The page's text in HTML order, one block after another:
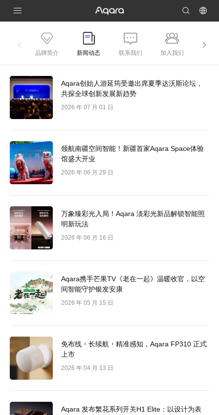
品牌简介 新闻动态 联系我们 加入我们
Aqara创始人游延筠受邀出席夏季达沃斯论坛，
共探全球创新发展新趋势
2026 年 07 月 01 日
领航南疆空间智能！新疆首家Aqara Space体验
馆盛大开业
2026 年 06 月 29 日
万象臻彩光入局！Aqara 淡彩光新品解锁智能照
明新玩法
2026 年 06 月 16 日
Aqara携手芒果TV《老在一起》温暖收官，以空
间智能守护银发安康
2026 年 05 月 15 日
免布线・长续航・精准感知，Aqara FP310 正式
上市
2026 年 04 月 13 日
Aqara 发布繁花系列开关H1 Elite：以设计为表